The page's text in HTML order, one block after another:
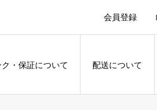
会員登録
ク・保証について 配送について